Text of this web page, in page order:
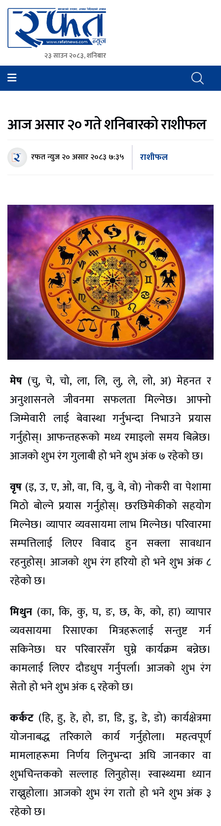
Rafat News
समाचारको रफ्तार, आवाज बिहिनहरुको आवाज
२३ साउन २०८३, शनिबार
आज असार २० गते शनिबारको राशीफल
रफत न्युज२० असार २०८३ ७:३५ राशीफल
मेष (चु, चे, चो, ला, लि, लु, ले, लो, अ) मेहनत र
अनुशासनले जीवनमा सफलता मिल्नेछ। आफ्नो
जिम्मेवारी लाई बेवास्था गर्नुभन्दा निभाउने प्रयास
गर्नुहोस्। आफन्तहरूको मध्य रमाइलो समय बित्नेछ।
आजको शुभ रंग गुलाबी हो भने शुभ अंक ७ रहेको छ।
वृष (इ, उ, ए, ओ, वा, वि, वु, वे, वो) नोकरी वा पेशामा
मिठो बोल्ने प्रयास गर्नुहोस्। छरछिमेकीको सहयोग
मिल्नेछ। व्यापार व्यवसायमा लाभ मिल्नेछ। परिवारमा
सम्पत्तिलाई लिएर विवाद हुन सक्ला सावधान
रहनुहोस्। आजको शुभ रंग हरियो हो भने शुभ अंक ८
रहेको छ।
मिथुन (का, कि, कु, घ, ङ, छ, के, को, हा) व्यापार
व्यवसायमा रिसाएका मित्रहरूलाई सन्तुष्ट गर्न
सकिनेछ। घर परिवारसँग घुम्ने कार्यक्रम बन्नेछ।
कामलाई लिएर दौडधुप गर्नुपर्ला। आजको शुभ रंग
सेतो हो भने शुभ अंक ६ रहेको छ।
कर्कट (हि, हु, हे, हो, डा, डि, डु, डे, डो) कार्यक्षेत्रमा
योजनाबद्ध तरिकाले कार्य गर्नुहोला। महत्वपूर्ण
मामलाहरूमा निर्णय लिनुभन्दा अघि जानकार वा
शुभचिन्तकको सल्लाह लिनुहोस्। स्वास्थ्यमा ध्यान
राख्नुहोला। आजको शुभ रंग रातो हो भने शुभ अंक ३
रहेको छ।